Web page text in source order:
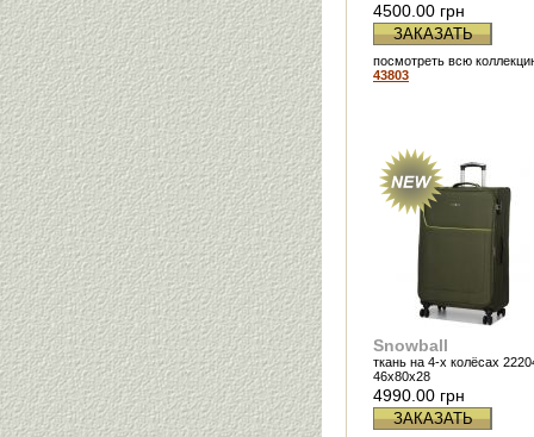
4500.00 грн
ЗАКАЗАТЬ
посмотреть всю
43803
Snowball
ткань на 4-х колёсах
46х80х28
4990.00 грн
ЗАКАЗАТЬ